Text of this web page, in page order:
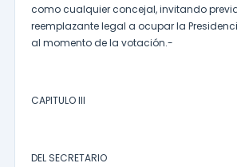
como cualquier concejal, invitando
reemplazante legal a ocupar la
al momento de la votación.-
CAPITULO III
DEL SECRETARIO